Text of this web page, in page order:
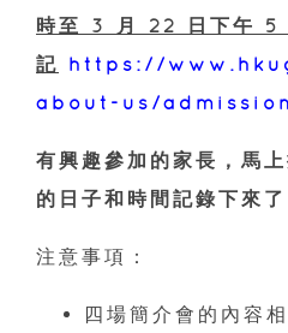
時至 3 月 22 日下午 5
記
https://
about-us/
有興趣參加的家長，馬
的日子和時間記錄下來了
注意事項：
四場簡介會的內容